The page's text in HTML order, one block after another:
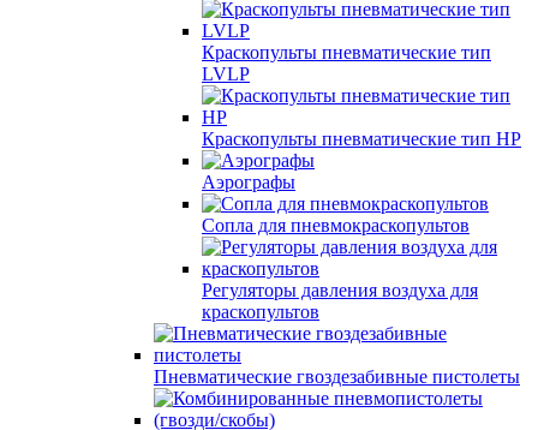
Краскопульты пневматические тип
LVLP
Краскопульты пневматические тип HP
Аэрографы
Сопла для пневмокраскопультов
Регуляторы давления воздуха для
краскопультов
Пневматические гвоздезабивные пистолеты